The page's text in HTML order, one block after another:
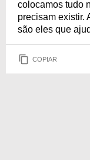
colocamos tudo
precisam existir.
são eles que
COPIAR